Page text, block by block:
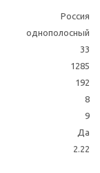
Россия
однополосный
33
1285
192
8
9
Да
2.22